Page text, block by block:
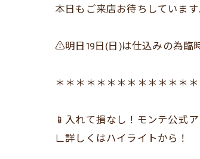
本日もご来店お待ちしていま
⚠︎︎明日19日(日)は仕込みの為臨
＊＊＊＊＊＊＊＊＊＊＊＊＊
📱入れて損なし！モンテ公式
∟詳しくはハイライトから！